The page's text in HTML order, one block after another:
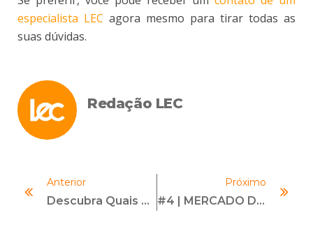
especialista LEC agora mesmo para tirar todas as
suas dúvidas.
Redação LEC
Anterior
Descubra Quais São As Profissões Do Futuro E Se Especialize
Próximo
#4 | MERCADO DE TRABALHO EM COMPLIANCE | Com Raul Cury Neto